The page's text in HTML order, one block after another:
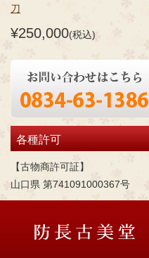
刀
¥250,000(税込)
各種許可
【古物商許可証】
山口県 第741091000367号